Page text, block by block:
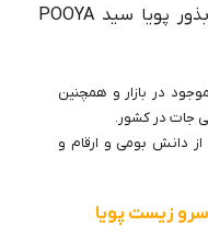
پویا سید POOYA
در بازار و همچنین
جات در کشور.
از دانش بومی و ارقام و
زیست پویا